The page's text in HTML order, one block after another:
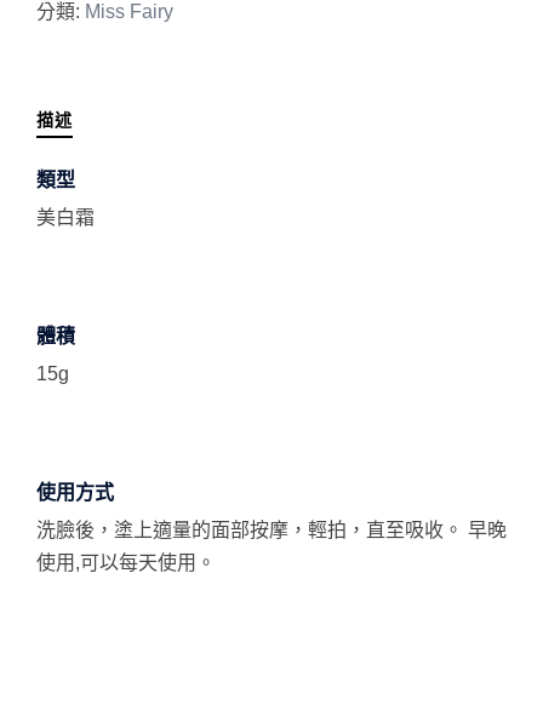
分類: Miss Fairy
描述
類型
美白霜
體積
15g
使用方式
洗臉後，塗上適量的面部按摩，輕拍，直至吸收。 早晚
使用,可以每天使用。